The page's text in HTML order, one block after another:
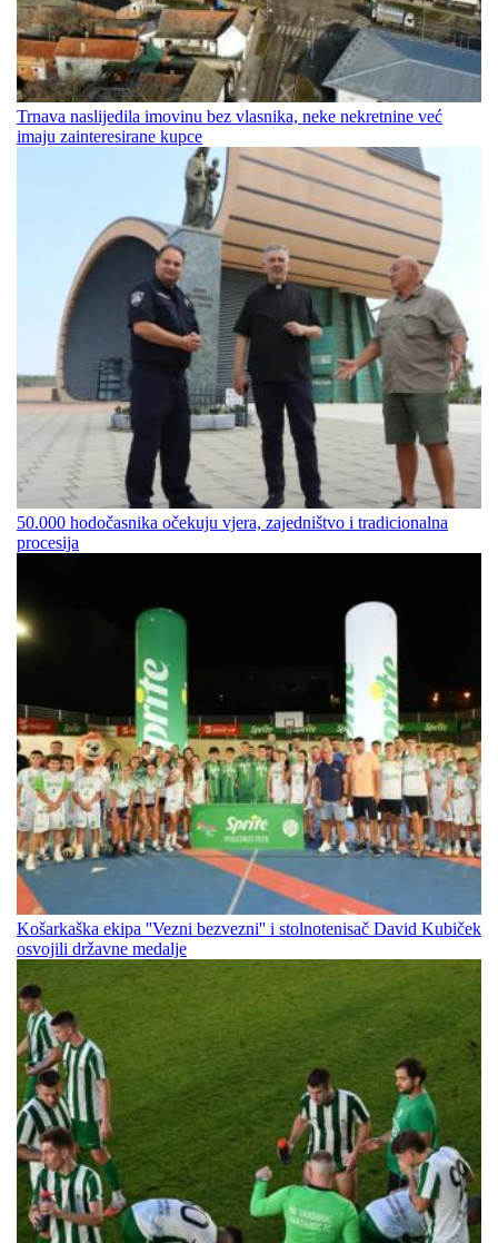
Trnava naslijedila imovinu bez vlasnika, neke nekretnine već
imaju zainteresirane kupce
50.000 hodočasnika očekuju vjera, zajedništvo i tradicionalna
procesija
Košarkaška ekipa ''Vezni bezvezni'' i stolnotenisač David Kubiček
osvojili državne medalje